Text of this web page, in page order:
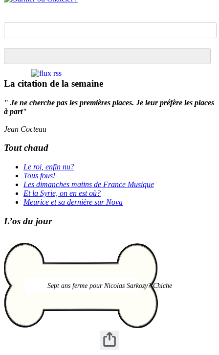
La citation de la semaine
" Je ne cherche pas les premières places. Je leur préfère les places
à part"
Jean Cocteau
Tout chaud
Le roi, enfin nu?
Tous fous!
Les dimanches matins de France Musique
Et la Syrie, on en est où?
Meurice et sa dernière sur Nova
L’os du jour
Sept ans ferme pour Nicolas Sarkozy? Chiche